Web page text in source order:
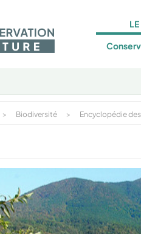
> Biodiversité > Encyclopédie